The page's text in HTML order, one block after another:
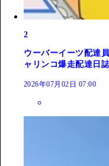
2
ウーバーイーツ配達
ャリンコ爆走配達日誌
2026年07月02日 07:00